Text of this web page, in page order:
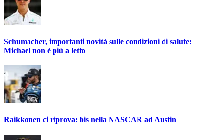
Schumacher, importanti novità sulle condizioni di salute:
Michael non è più a letto
Raikkonen ci riprova: bis nella NASCAR ad Austin